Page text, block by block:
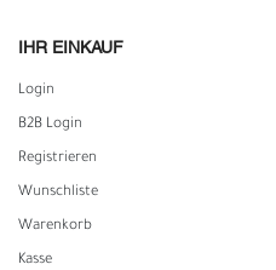
IHR EINKAUF
Login
B2B Login
Registrieren
Wunschliste
Warenkorb
Kasse